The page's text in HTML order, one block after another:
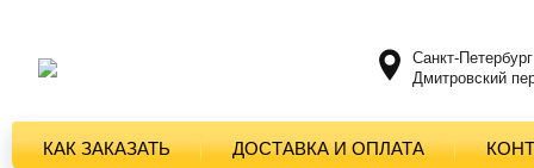
Санкт-Петербург
Дмитровский
КАК ЗАКАЗАТЬ ДОСТАВКА И ОПЛАТА